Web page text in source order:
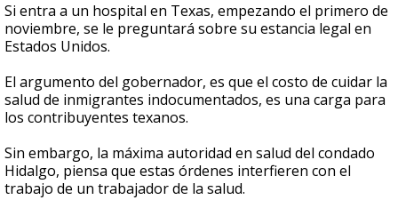
Si entra a un hospital en Texas, empezando el primero de
noviembre, se le preguntará sobre su estancia legal en
Estados Unidos.
El argumento del gobernador, es que el costo de cuidar la
salud de inmigrantes indocumentados, es una carga para
los contribuyentes texanos.
Sin embargo, la máxima autoridad en salud del condado
Hidalgo, piensa que estas órdenes interfieren con el
trabajo de un trabajador de la salud.